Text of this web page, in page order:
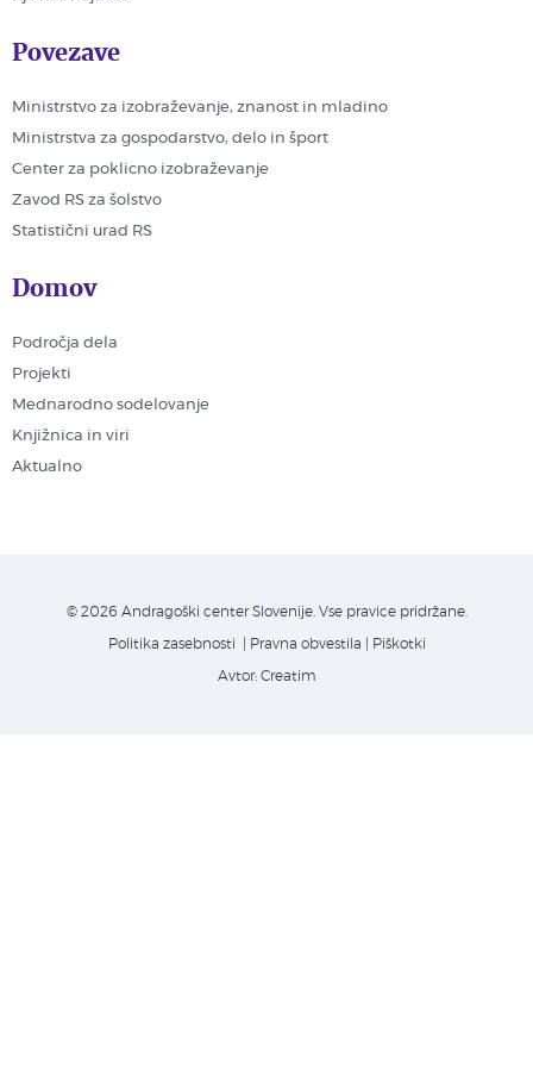
Povezave
Ministrstvo za izobraževanje, znanost in mladino
Ministrstva za gospodarstvo, delo in šport
Center za poklicno izobraževanje
Zavod RS za šolstvo
Statistični urad RS
Domov
Področja dela
Projekti
Mednarodno sodelovanje
Knjižnica in viri
Aktualno
© 2026 Andragoški center Slovenije. Vse pravice pridržane.
Politika zasebnosti | Pravna obvestila Piškotki
Avtor: Creatim